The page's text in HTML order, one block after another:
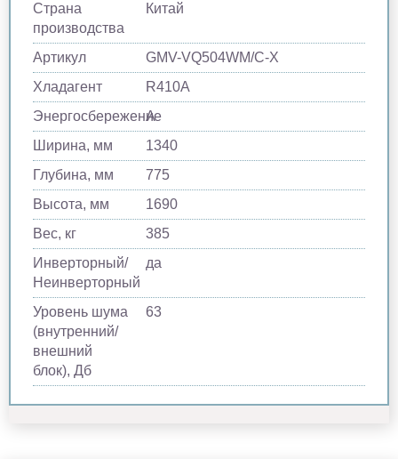
Страна
производства
Китай
Артикул
GMV-VQ504WM/C-X
Хладагент
R410A
Энергосбережение
A
Ширина, мм
1340
Глубина, мм
775
Высота, мм
1690
Вес, кг
385
Инверторный/
Неинверторный
да
Уровень шума
(внутренний/
внешний
блок), Дб
63